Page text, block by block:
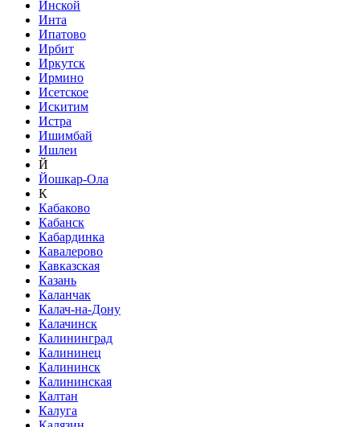
Инской
Инта
Ипатово
Ирбит
Иркутск
Ирмино
Исетское
Искитим
Истра
Ишимбай
Ишлеи
Й
Йошкар-Ола
К
Кабаково
Кабанск
Кабардинка
Кавалерово
Кавказская
Казань
Каланчак
Калач-на-Дону
Калачинск
Калининград
Калининец
Калининск
Калининская
Калтан
Калуга